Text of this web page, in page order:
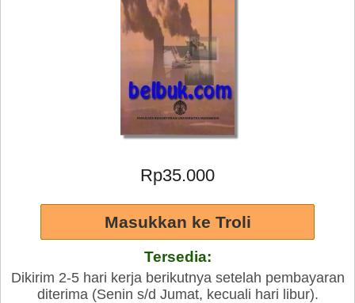
Rp35.000
Tersedia:
Dikirim 2-5 hari kerja berikutnya setelah pembayaran
diterima (Senin s/d Jumat, kecuali hari libur).